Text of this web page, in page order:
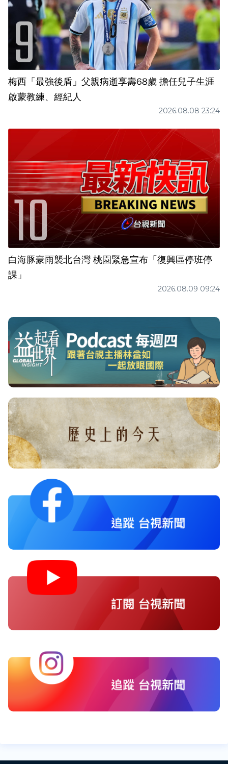
梅西「最強後盾」父親病逝享壽68歲 擔任兒子生涯
啟蒙教練、經紀人
2026.08.08 23:24
白海豚豪雨襲北台灣 桃園緊急宣布「復興區停班停
課」
2026.08.09 09:24